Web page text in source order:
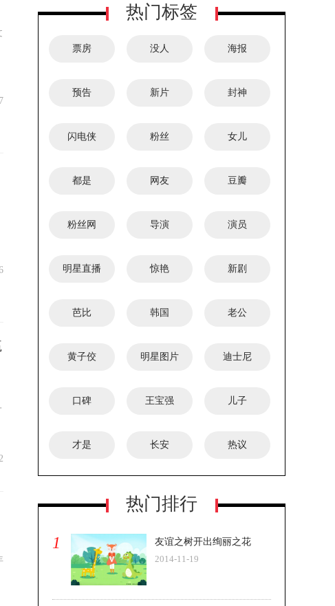
热门标签
票房 没人 海报
预告 新片 封神
闪电侠 粉丝 女儿
都是 网友 豆瓣
粉丝网 导演 演员
明星直播 惊艳 新剧
芭比 韩国 老公
黄子佼 明星图片 迪士尼
口碑 王宝强 儿子
才是 长安 热议
热门排行
1
友谊之树开出绚丽之花
2014-11-19